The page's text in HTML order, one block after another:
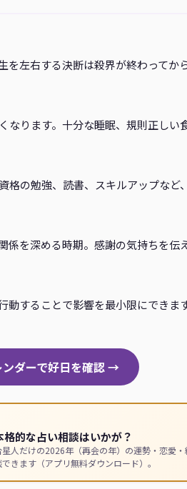
を左右する決断は殺界が終わってか
なります。十分な睡眠、規則正しい
格の勉強、読書、スキルアップなど
係を深める時期。感謝の気持ちを伝
動することで影響を最小限にできま
ンダーで好日を確認 →
的な占い相談はいかが？
人だけの2026年（再会の年）の運勢・恋愛・
きます（アプリ無料ダウンロード）。